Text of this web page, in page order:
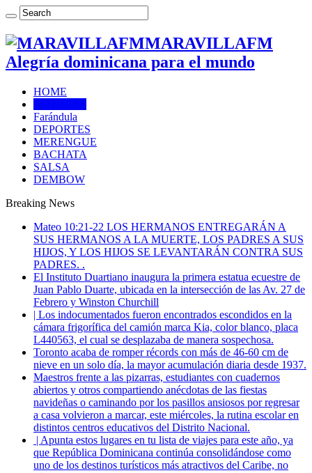
MARAVILLAFM
Alegría dominicana para el mundo
HOME
Farándula
DEPORTES
MERENGUE
BACHATA
SALSA
DEMBOW
Breaking News
Mateo 10:21-22 LOS HERMANOS ENTREGARÁN A
SUS HERMANOS A LA MUERTE, LOS PADRES A SUS
HIJOS, Y LOS HIJOS SE LEVANTARÁN CONTRA SUS
PADRES. .
El Instituto Duartiano inaugura la primera estatua ecuestre de
Juan Pablo Duarte, ubicada en la intersección de las Av. 27 de
Febrero y Winston Churchill
| Los indocumentados fueron encontrados escondidos en la
cámara frigorífica del camión marca Kia, color blanco, placa
L440563, el cual se desplazaba de manera sospechosa.
Toronto acaba de romper récords con más de 46-60 cm de
nieve en un solo día, la mayor acumulación diaria desde 1937.
Maestros frente a las pizarras, estudiantes con cuadernos
abiertos y otros compartiendo anécdotas de las fiestas
navideñas o caminando por los pasillos ansiosos por regresar
a casa volvieron a marcar, este miércoles, la rutina escolar en
distintos centros educativos del Distrito Nacional.
| Apunta estos lugares en tu lista de viajes para este año, ya
que República Dominicana continúa consolidándose como
uno de los destinos turísticos más atractivos del Caribe, no